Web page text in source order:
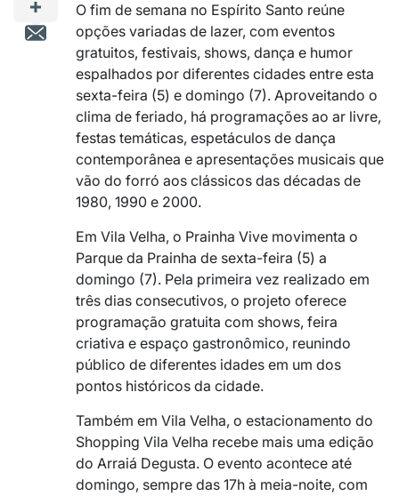
O fim de semana no Espírito Santo reúne
opções variadas de lazer, com eventos
gratuitos, festivais, shows, dança e humor
espalhados por diferentes cidades entre esta
sexta-feira (5) e domingo (7). Aproveitando o
clima de feriado, há programações ao ar livre,
festas temáticas, espetáculos de dança
contemporânea e apresentações musicais que
vão do forró aos clássicos das décadas de
1980, 1990 e 2000.
Em Vila Velha, o Prainha Vive movimenta o
Parque da Prainha de sexta-feira (5) a
domingo (7). Pela primeira vez realizado em
três dias consecutivos, o projeto oferece
programação gratuita com shows, feira
criativa e espaço gastronômico, reunindo
público de diferentes idades em um dos
pontos históricos da cidade.
Também em Vila Velha, o estacionamento do
Shopping Vila Velha recebe mais uma edição
do Arraiá Degusta. O evento acontece até
domingo, sempre das 17h à meia-noite, com